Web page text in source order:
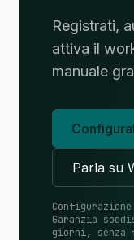
Registrati,
attiva il
manuale
Parla su
Garanzia
giorni, senza